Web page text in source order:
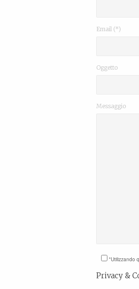
Email (*)
Oggetto
Messaggio
*Utilizzando
Privacy &